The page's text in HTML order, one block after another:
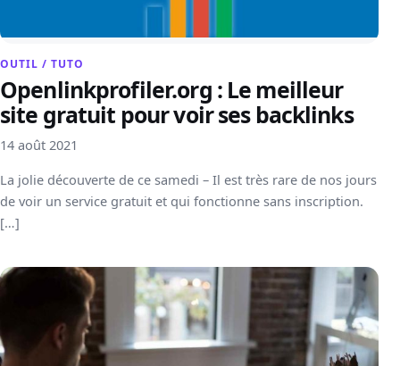
OUTIL / TUTO
Openlinkprofiler.org : Le meilleur
site gratuit pour voir ses backlinks
14 août 2021
La jolie découverte de ce samedi – Il est très rare de nos jours
de voir un service gratuit et qui fonctionne sans inscription.
[…]